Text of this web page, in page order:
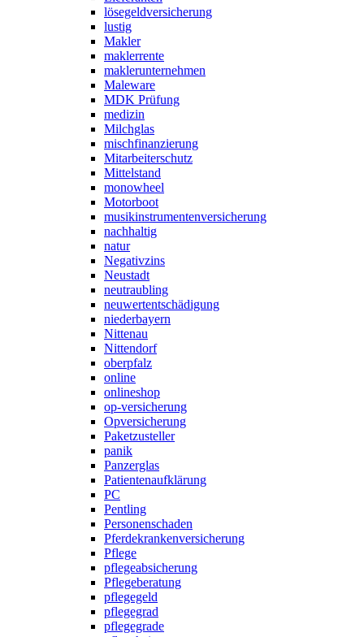
lösegeldversicherung
lustig
Makler
maklerrente
maklerunternehmen
Maleware
MDK Prüfung
medizin
Milchglas
mischfinanzierung
Mitarbeiterschutz
Mittelstand
monowheel
Motorboot
musikinstrumentenversicherung
nachhaltig
natur
Negativzins
Neustadt
neutraubling
neuwertentschädigung
niederbayern
Nittenau
Nittendorf
oberpfalz
online
onlineshop
op-versicherung
Opversicherung
Paketzusteller
panik
Panzerglas
Patientenaufklärung
PC
Pentling
Personenschaden
Pferdekrankenversicherung
Pflege
pflegeabsicherung
Pflegeberatung
pflegegeld
pflegegrad
pflegegrade